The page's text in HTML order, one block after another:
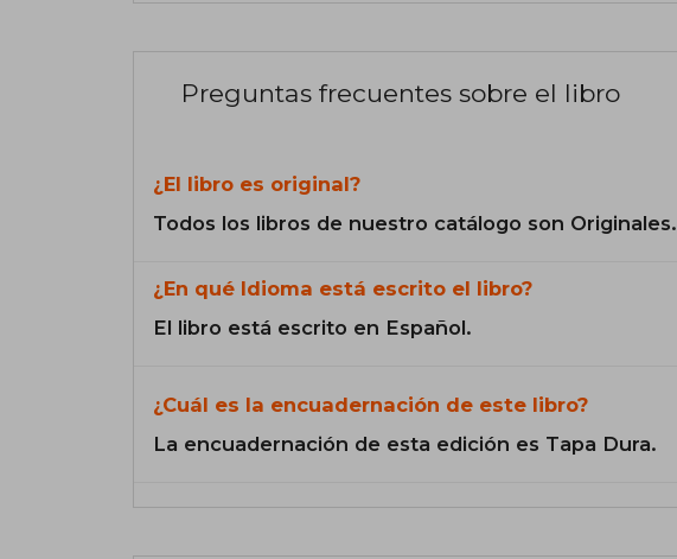
Preguntas frecuentes sobre el libro
¿El libro es original?
Todos los libros de nuestro catálogo son Originales.
¿En qué Idioma está escrito el libro?
El libro está escrito en Español.
¿Cuál es la encuadernación de este libro?
La encuadernación de esta edición es Tapa Dura.